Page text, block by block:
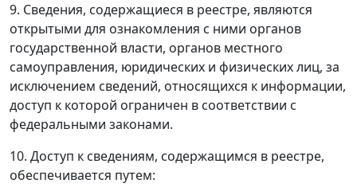
9. Сведения, содержащиеся в реестре, являются
открытыми для ознакомления с ними органов
государственной власти, органов местного
самоуправления, юридических и физических лиц, за
исключением сведений, относящихся к информации,
доступ к которой ограничен в соответствии с
федеральными законами.
10. Доступ к сведениям, содержащимся в реестре,
обеспечивается путем: